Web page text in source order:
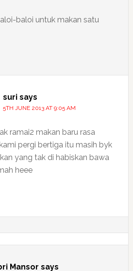
baloi untuk makan satu
suri says
5TH JUNE 2013 AT 9:05 AM
ramai2 makan baru rasa
pergi bertiga itu masih byk
yang tak di habiskan bawa
heee
Mansor says